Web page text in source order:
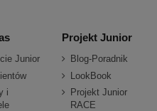
Junior
i
Projekt Junior
Blog-Poradnik
LookBook
Projekt Junior
RACE